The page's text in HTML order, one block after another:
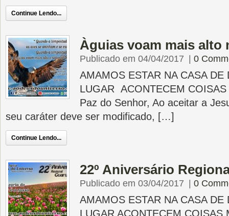
Continue Lendo...
Àguias voam mais alto
Publicado em 04/04/2017 0
AMAMOS ESTAR NA CASA DE
LUGAR ACONTECEM
Paz do Senhor, Ao aceitar a
seu caráter deve ser modificado, […]
Continue Lendo...
22º Aniversário
Publicado em 03/04/2017 0
AMAMOS ESTAR NA CASA DE
LUGAR ACONTECEM